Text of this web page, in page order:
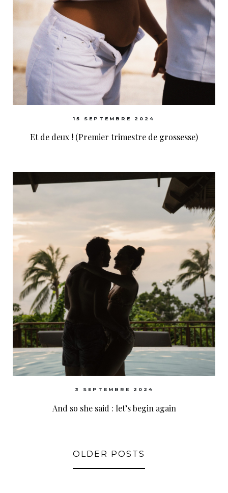
15 SEPTEMBRE 2024
Et de deux ! (Premier trimestre de grossesse)
3 SEPTEMBRE 2024
And so she said : let’s begin again
OLDER POSTS